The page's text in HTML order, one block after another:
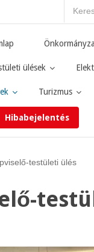
ülések
Turizmus
Hibabejelentés
testületi ülés